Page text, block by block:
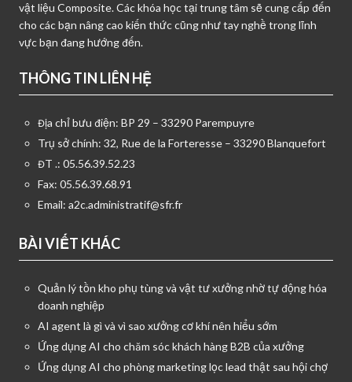
vật liệu Composite. Các khóa học tại trung tâm sẽ cung cấp đến
cho các bạn nâng cao kiến thức cũng như tay nghề trong lĩnh
vực bạn đang hướng đến.
THÔNG TIN LIÊN HỆ
Địa chỉ bưu điện: BP 29 – 33290 Parempuyre
Trụ sở chính: 32, Rue de la Forteresse – 33290 Blanquefort
ĐT .: 05.56.39.52.23
Fax: 05.56.39.68.91
Email: a2c.administratif@sfr.fr
BÀI VIẾT KHÁC
Quản lý tồn kho phụ tùng và vật tư xưởng nhờ tự động hóa
doanh nghiệp
AI agent là gì và vì sao xưởng cơ khí nên hiểu sớm
Ứng dụng AI cho chăm sóc khách hàng B2B của xưởng
Ứng dụng AI cho phòng marketing lọc lead thật sau hội chợ